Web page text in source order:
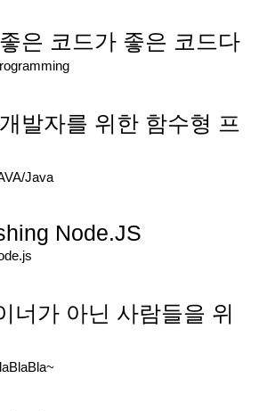
은 코드가 좋은 코드다
발자를 위한 함수형 프
Java
Node.JS
너가 아닌 사람들을 위